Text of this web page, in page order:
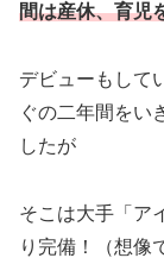
間は産休、育児
デビューもして
ぐの二年間をい
したが
そこは大手「ア
り完備！（想像